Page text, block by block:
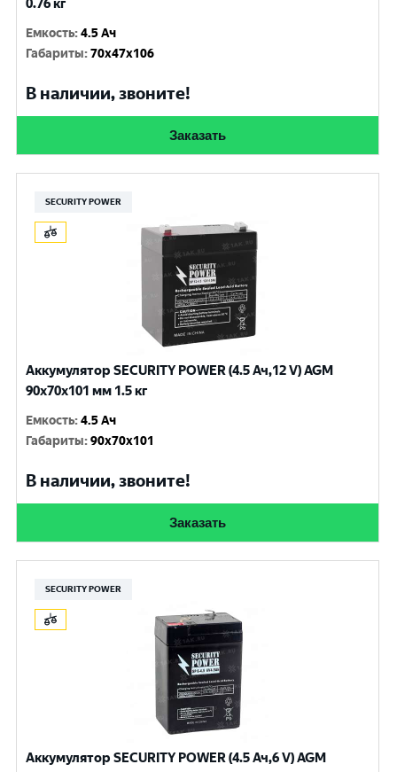
0.76 кг
Емкость:4.5 Ач
Габариты:70x47x106
В наличии, звоните!
Заказать
SECURITY POWER
Аккумулятор SECURITY POWER (4.5 Ач,12 V) AGM
90x70x101 мм 1.5 кг
Емкость:4.5 Ач
Габариты:90x70x101
В наличии, звоните!
Заказать
SECURITY POWER
Аккумулятор SECURITY POWER (4.5 Ач,6 V) AGM